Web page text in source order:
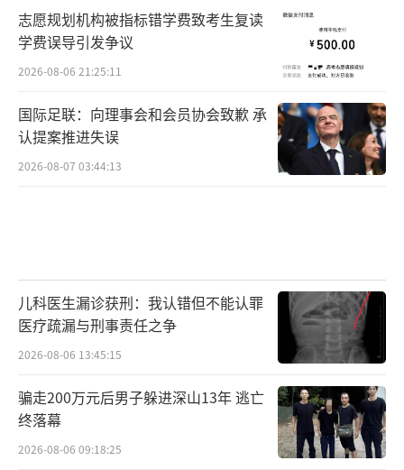
志愿规划机构被指标错学费致考生复读
学费误导引发争议
2026-08-06 21:25:11
国际足联：向理事会和会员协会致歉 承
认提案推进失误
2026-08-07 03:44:13
儿科医生漏诊获刑：我认错但不能认罪
医疗疏漏与刑事责任之争
2026-08-06 13:45:15
骗走200万元后男子躲进深山13年 逃亡
终落幕
2026-08-06 09:18:25